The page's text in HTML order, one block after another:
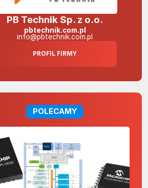
PB Technik Sp. z o.o.
pbtechnik.com.pl
info@pbtechnik.com.pl
PROFIL FIRMY
POLECAMY